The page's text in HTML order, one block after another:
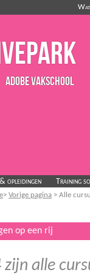
Adobe Vakschool
opleidingen Training
> Vorige pagina > Alle
op een rij
zijn alle